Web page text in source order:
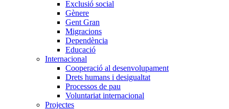
Exclusió social
Gènere
Gent Gran
Migracions
Dependència
Educació
Internacional
Cooperació al desenvolupament
Drets humans i desigualtat
Processos de pau
Voluntariat internacional
Projectes